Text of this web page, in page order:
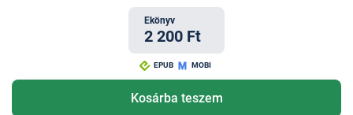
Ekönyv
2 200 Ft
EPUB MOBI
Kosárba teszem